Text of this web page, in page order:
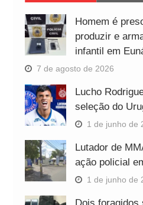
Homem é
produzir e
infantil em
7 de agosto de 2026
Lucho
seleção do
1 de junho de
Lutador de
ação policial
1 de junho de